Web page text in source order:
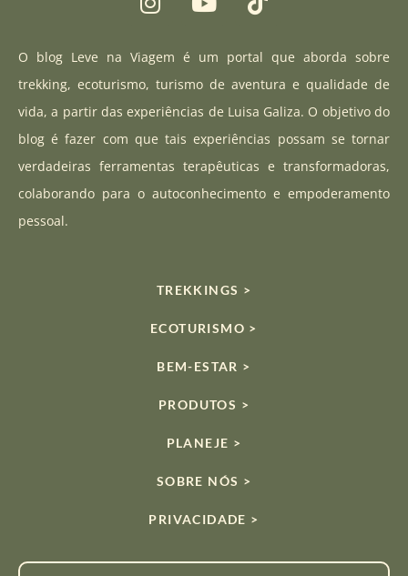
n
t
a
g
a
m
o
t
u
b
i
t
o
k
O blog Leve na Viagem é um portal que aborda sobre
trekking, ecoturismo, turismo de aventura e qualidade de
vida, a partir das experiências de Luisa Galiza. O objetivo do
blog é fazer com que tais experiências possam se tornar
verdadeiras ferramentas terapêuticas e transformadoras,
colaborando para o autoconhecimento e empoderamento
pessoal.
TREKKINGS >
ECOTURISMO >
BEM-ESTAR >
PRODUTOS >
PLANEJE >
SOBRE NÓS >
PRIVACIDADE >